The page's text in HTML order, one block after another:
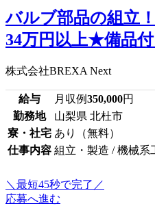
バルブ部品の組立
34万円以上★備品
株式会社BREXA Next
給与 月収例350,000円
勤務地
山梨県 北杜市
寮・社宅 あり（無料）
仕事内容 組立・製造 / 機械系
＼最短45秒で完了／
応募へ進む